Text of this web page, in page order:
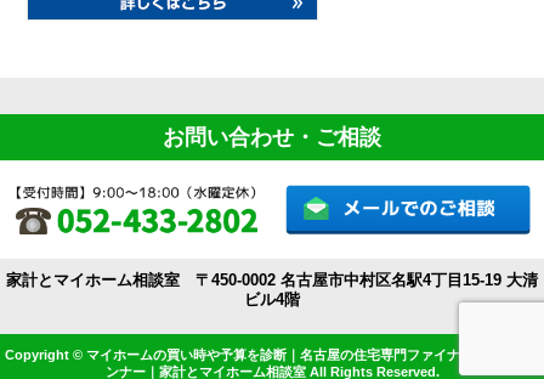
お問い合わせ・ご相談
家計とマイホーム相談室 〒450-0002 名古屋市中村区名駅4丁目15-19 大清
ビル4階
Copyright © マイホームの買い時や予算を診断｜名古屋の住宅専門ファイナンシャルプラ
ンナー｜家計とマイホーム相談室 All Rights Reserved.